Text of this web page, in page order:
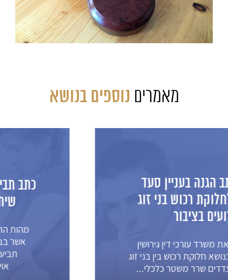
מאמרים נוספים בנושא
כתב תביעה לאיזון משאבים ופרוק
שיתוף בבית עם משכנתא
אשר בבעלותם בית עם משכנתא כתב
תביעה מאט עורך דין גירושים טלי
אויזרוביץהתובע והנתבעת...